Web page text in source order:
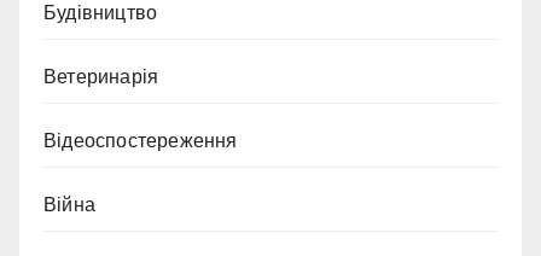
Будівництво
Ветеринарія
Відеоспостереження
Війна